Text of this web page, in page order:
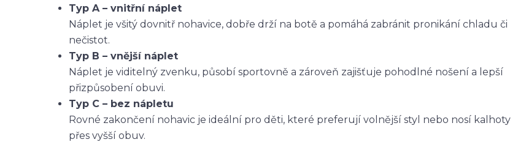
Typ A – vnitřní náplet
Náplet je všitý dovnitř nohavice, dobře drží na botě a pomáhá zabránit pronikání chladu či
nečistot.
Typ B – vnější náplet
Náplet je viditelný zvenku, působí sportovně a zároveň zajišťuje pohodlné nošení a lepší
přizpůsobení obuvi.
Typ C – bez nápletu
Rovné zakončení nohavic je ideální pro děti, které preferují volnější styl nebo nosí kalhoty
přes vyšší obuv.